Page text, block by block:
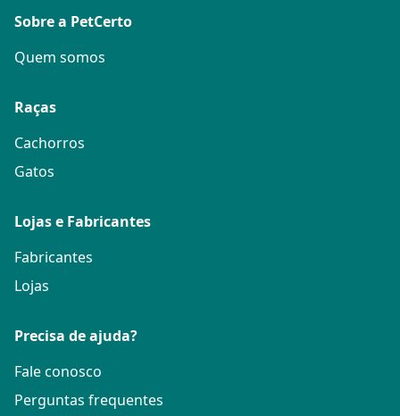
Sobre a PetCerto
Quem somos
Raças
Cachorros
Gatos
Lojas e Fabricantes
Fabricantes
Lojas
Precisa de ajuda?
Fale conosco
Perguntas frequentes